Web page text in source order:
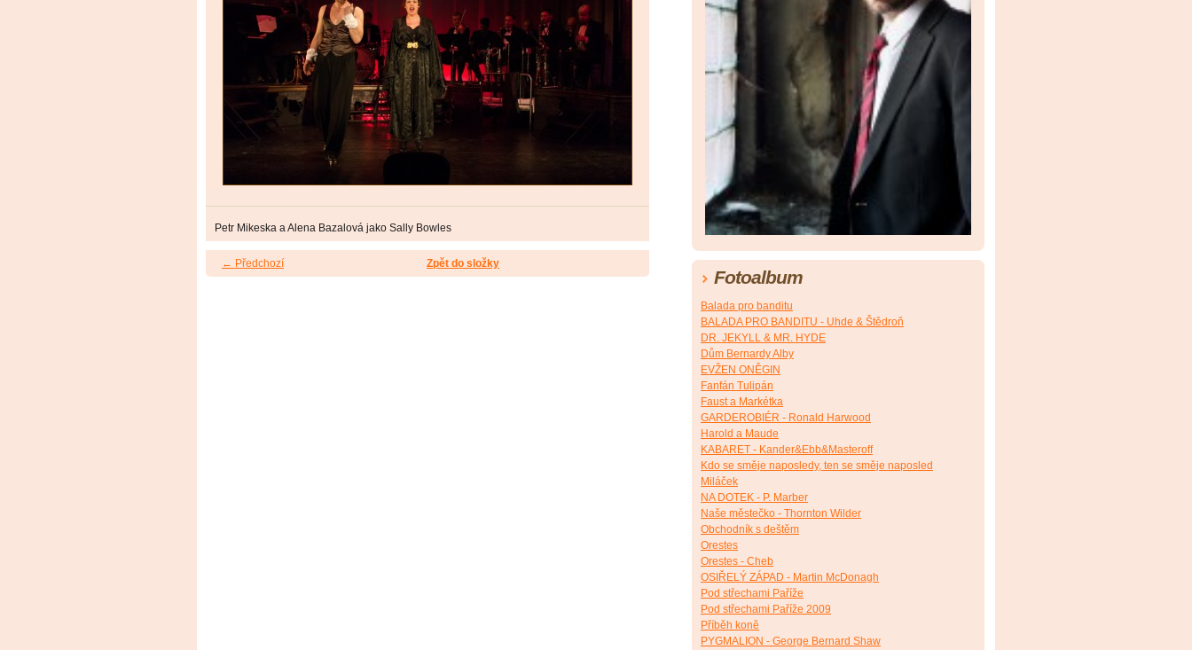
Petr Mikeska a Alena Bazalová jako Sally Bowles
← Předchozí Zpět do složky
Fotoalbum
Balada pro banditu
BALADA PRO BANDITU - Uhde & Štědroň
DR. JEKYLL & MR. HYDE
Dům Bernardy Alby
EVŽEN ONĚGIN
Fanfán Tulipán
Faust a Markétka
GARDEROBIÉR - Ronald Harwood
Harold a Maude
KABARET - Kander&Ebb&Masteroff
Kdo se směje naposledy, ten se směje naposled
Miláček
NA DOTEK - P. Marber
Naše městečko - Thornton Wilder
Obchodník s deštěm
Orestes
Orestes - Cheb
OSIŘELÝ ZÁPAD - Martin McDonagh
Pod střechami Paříže
Pod střechami Paříže 2009
Příběh koně
PYGMALION - George Bernard Shaw